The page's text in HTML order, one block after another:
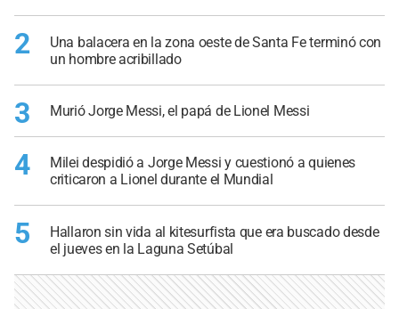
2
Una balacera en la zona oeste de Santa Fe terminó con
un hombre acribillado
3 Murió Jorge Messi, el papá de Lionel Messi
4
Milei despidió a Jorge Messi y cuestionó a quienes
criticaron a Lionel durante el Mundial
5
Hallaron sin vida al kitesurfista que era buscado desde
el jueves en la Laguna Setúbal